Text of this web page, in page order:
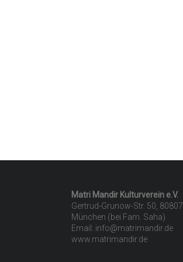
Matri Mandir Kulturverein e.V.
Gertrud-Grunow-Str. 50, 80807
München (bei Fam. Saha)
Email: info@matrimandir.de
www.matrimandir.de